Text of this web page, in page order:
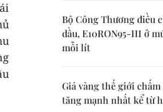
Bộ Công Thương điều
dầu, E10RON95-III ở
mỗi lít
Giá vàng thế giới
tăng mạnh nhất kể từ